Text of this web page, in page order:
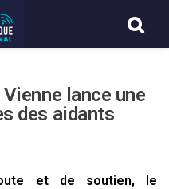
lance une
des aidants
et de soutien, le